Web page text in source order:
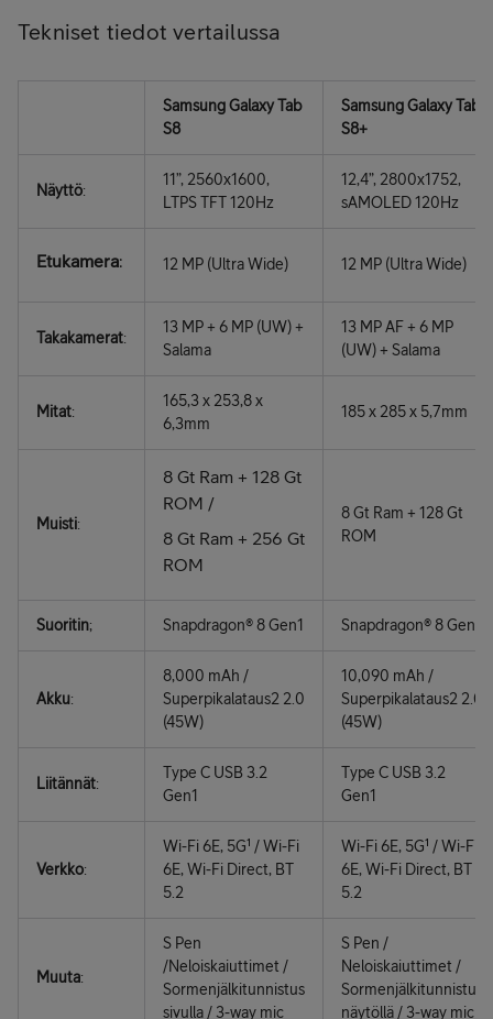
Tekniset tiedot vertailussa
Samsung Galaxy Tab
S8
Samsung Galaxy Tab
S8+
Näyttö:
11”, 2560x1600,
LTPS TFT 120Hz
12,4”, 2800x1752,
sAMOLED 120Hz
Etukamera: 12 MP (Ultra Wide) 12 MP (Ultra Wide)
Takakamerat:
13 MP + 6 MP (UW) +
Salama
13 MP AF + 6 MP
(UW) + Salama
Mitat:
165,3 x 253,8 x
6,3mm
185 x 285 x 5,7mm
Muisti:
8 Gt Ram + 128 Gt
ROM /
8 Gt Ram + 256 Gt
ROM
8 Gt Ram + 128 Gt
ROM
Suoritin; Snapdragon® 8 Gen1 Snapdragon® 8 Gen1
Akku:
8,000 mAh /
Superpikalataus2 2.0
(45W)
10,090 mAh /
Superpikalataus2 2.0
(45W)
Liitännät:
Type C USB 3.2
Gen1
Type C USB 3.2
Gen1
Verkko:
Wi-Fi 6E, 5G¹ / Wi-Fi
6E, Wi-Fi Direct, BT
5.2
Wi-Fi 6E, 5G¹ / Wi-Fi
6E, Wi-Fi Direct, BT
5.2
Muuta:
S Pen
/Neloiskaiuttimet /
Sormenjälkitunnistus
sivulla / 3-way mic
S Pen /
Neloiskaiuttimet /
Sormenjälkitunnistus
näytöllä / 3-way mic